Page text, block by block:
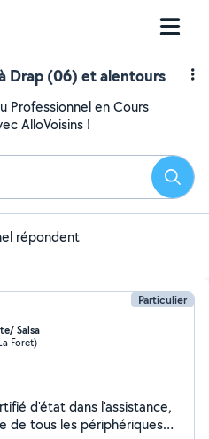
Drap (06) et alentours
Professionnel en Cours
AlloVoisins !
répondent
Particulier
Salsa
Foret)
d'état dans l'assistance,
de tous les périphériques